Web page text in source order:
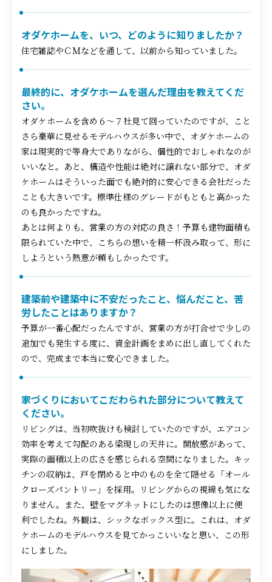
オダケホームを、いつ、どのように知りましたか？
住宅雑誌やＣＭなどを通して、以前から知っていました。
最終的に、オダケホームを選んだ理由を教えてくだ
さい。
オダケホームを含め６～７社見て回っていたのですが、こと
さら豪華に見せるモデルハウスが多い中で、オダケホームの
家は現実的で等身大でありながら、個性的でおしゃれなのが
いいなと。あと、構造や性能は絶対に譲れない部分で、オダ
ケホームはそういった面でも絶対的に安心できる会社だった
ことも大きいです。標準仕様のグレードがもともと高かった
のも良かったですね。
あとは何よりも、営業の方の対応の良さ！予算も建物面積も
限られていた中で、こちらの想いを精一杯汲み取って、形に
しようという熱意が頼もしかったです。
建築前や建築中に不安だったこと、悩んだこと、苦
労したことはありますか？
予算が一番心配だったんですが、営業の方が打合せで少しの
追加でも発生する度に、資金計画をまめに出し直してくれた
ので、完成まで本当に安心できました。
家づくりにおいてこだわられた部分について教えて
ください。
リビングは、当初吹抜けも検討していたのですが、エアコン
効率を考えて勾配のある梁現しの天井に。開放感があって、
実際の面積以上の広さを感じられる空間になりました。キッ
チンの収納は、戸を閉めると中のものを全て隠せる「オール
クローズパントリー」を採用。リビングからの視線も気にな
りません。また、壁をマグネットにしたのは想像以上に便
利でしたね。外観は、シックなボックス型に。これは、オダ
ケホームのモデルハウスを見てかっこいいなと思い、この形
にしました。